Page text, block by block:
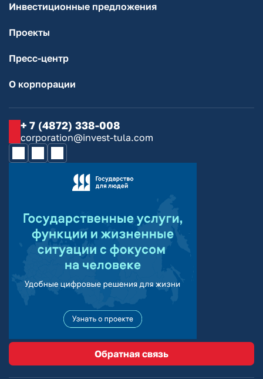
Инвестиционные предложения
Проекты
Пресс-центр
О корпорации
+ 7 (4872) 338-008
corporation@invest-tula.com
Обратная связь